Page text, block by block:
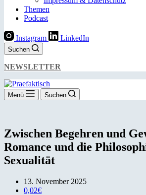
Themen
Podcast
Instagram LinkedIn
Suchen
NEWSLETTER
Menü Suchen
Zwischen Begehren und
Romance und die
Sexualität
13. November 2025
0,02€